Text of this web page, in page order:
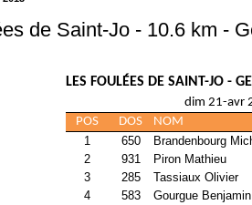
de Saint-Jo - 10.6 km -
LES FOULÉES DE SAINT-JO -
dim 21-avr
POS
DOS
NOM
1
650
Brandenbourg
2
931
Piron Mathieu
3
285
Tassiaux Olivier
4
583
Gourgue Benjamin